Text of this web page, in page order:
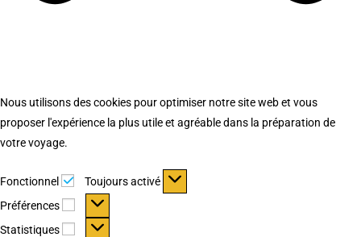
Nous utilisons des cookies pour optimiser notre site web et vous
proposer l'expérience la plus utile et agréable dans la préparation de
votre voyage.
Fonctionnel Fonctionnel
Toujours activé
Préférences
Préférences
Statistiques Statistiques